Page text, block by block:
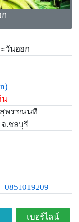
วันออก
น
พรรณนที
จ.ชลบุรี
0851019209
เบอร์ไลน์